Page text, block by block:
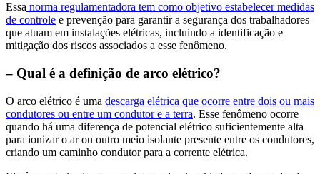
Essa norma regulamentadora tem como objetivo estabelecer medidas
de controle e prevenção para garantir a segurança dos trabalhadores
que atuam em instalações elétricas, incluindo a identificação e
mitigação dos riscos associados a esse fenômeno.
– Qual é a definição de arco elétrico?
O arco elétrico é uma descarga elétrica que ocorre entre dois ou mais
condutores ou entre um condutor e a terra. Esse fenômeno ocorre
quando há uma diferença de potencial elétrico suficientemente alta
para ionizar o ar ou outro meio isolante presente entre os condutores,
criando um caminho condutor para a corrente elétrica.